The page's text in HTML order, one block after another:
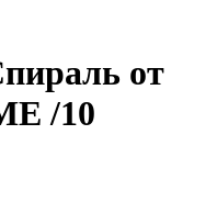
от
/10